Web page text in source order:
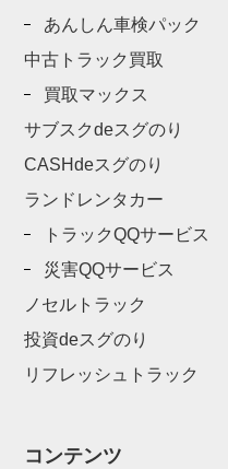
あんしん車検パック
中古トラック買取
買取マックス
サブスクdeスグのり
CASHdeスグのり
ランドレンタカー
トラックQQサービス
災害QQサービス
ノセルトラック
投資deスグのり
リフレッシュトラック
コンテンツ